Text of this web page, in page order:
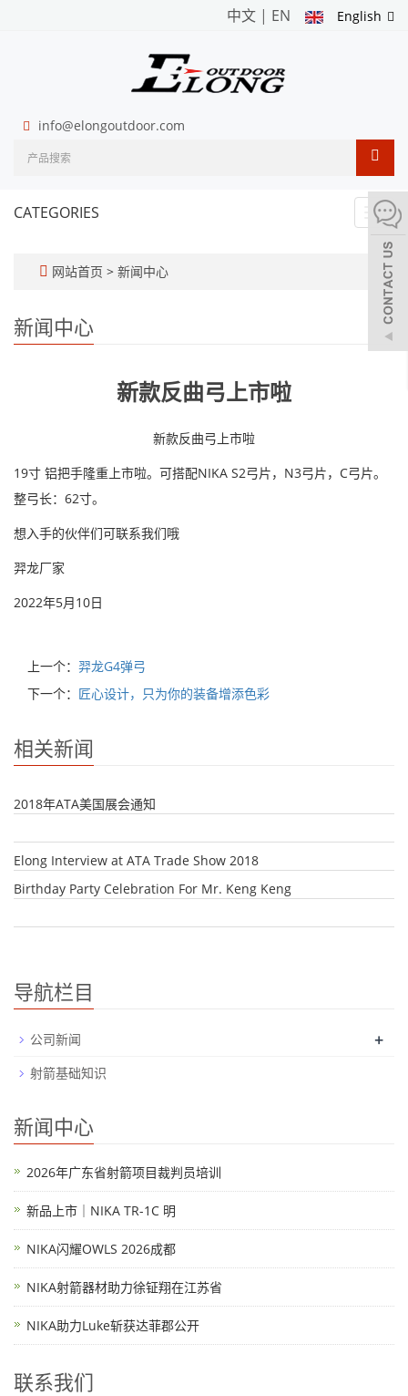
English
中文 | EN
info@elongoutdoor.com
CATEGORIES
网站首页 > 新闻中心
新闻中心
新款反曲弓上市啦
新款反曲弓上市啦
19寸 铝把手隆重上市啦。可搭配NIKA S2弓片，N3弓片，C弓片。
整弓长：62寸。
想入手的伙伴们可联系我们哦
羿龙厂家
2022年5月10日
上一个： 羿龙G4弹弓
下一个： 匠心设计，只为你的装备增添色彩
相关新闻
2018年ATA美国展会通知
Elong Interview at ATA Trade Show 2018
Birthday Party Celebration For Mr. Keng Keng
导航栏目
公司新闻 +
射箭基础知识
新闻中心
2026年广东省射箭项目裁判员培训
新品上市｜NIKA TR-1C 明
NIKA闪耀OWLS 2026成都
NIKA射箭器材助力徐钲翔在江苏省
NIKA助力Luke斩获达菲郡公开
联系我们